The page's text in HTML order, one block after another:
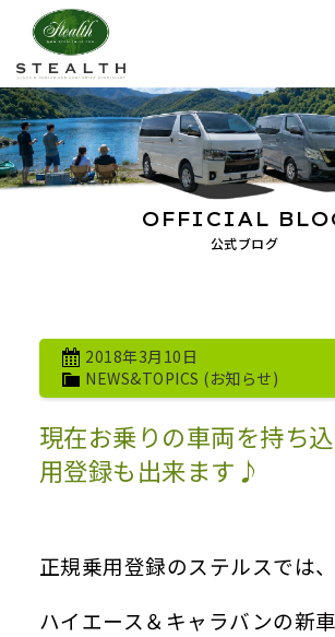
公式ブログ
OFFICIAL
2018年3月10日
NEWS&TOPICS (お知らせ)
現在お乗りの車両を持ち
用登録も出来ます♪
正規乗用登録のステルスでは、
ハイエース＆キャラバンの新